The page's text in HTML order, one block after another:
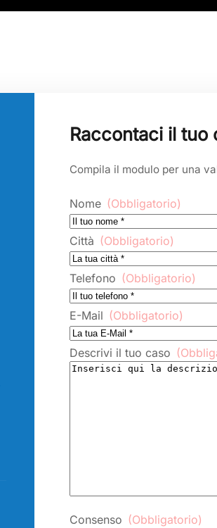
Raccontaci il tuo
Compila il modulo per una
Nome (Obbligatorio)
Città (Obbligatorio)
Telefono (Obbligatorio)
E-Mail (Obbligatorio)
Descrivi il tuo caso
Consenso (Obbligatorio)